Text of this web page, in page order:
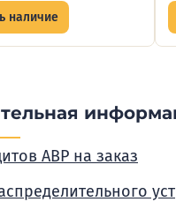
наличие
АВР на заказ